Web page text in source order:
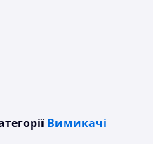
Вимикачі